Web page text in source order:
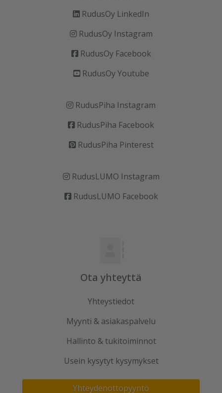
RudusOy LinkedIn
RudusOy Instagram
RudusOy Facebook
RudusOy Youtube
RudusPiha Instagram
RudusPiha Facebook
RudusPiha Pinterest
RudusLUMO Instagram
RudusLUMO Facebook
Ota yhteyttä
Yhteystiedot
Myynti & asiakaspalvelu
Hallinto & tukitoiminnot
Usein kysytyt kysymykset
Yhteydenottopyyntö